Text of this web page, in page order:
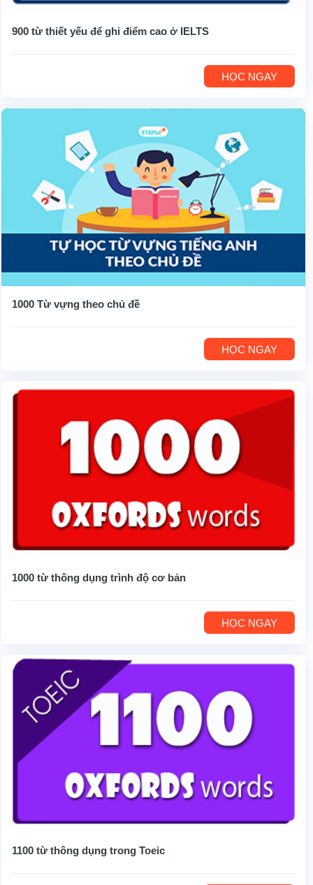
900 từ thiết yếu để ghi điểm cao ở IELTS
HỌC NGAY
1000 Từ vựng theo chủ đề
HỌC NGAY
1000 từ thông dụng trình độ cơ bản
HỌC NGAY
1100 từ thông dụng trong Toeic